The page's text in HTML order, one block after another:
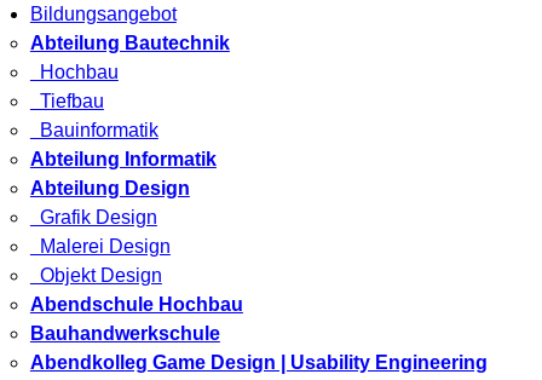
Bildungsangebot
Abteilung Bautechnik
Hochbau
Tiefbau
Bauinformatik
Abteilung Informatik
Abteilung Design
Grafik Design
Malerei Design
Objekt Design
Abendschule Hochbau
Bauhandwerkschule
Abendkolleg Game Design | Usability Engineering